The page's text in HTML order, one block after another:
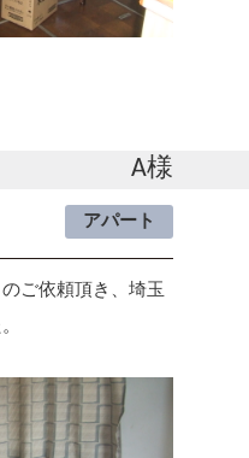
A様
アパート
ご依頼頂き、埼玉